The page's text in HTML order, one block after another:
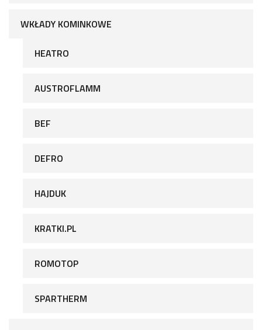
WKŁADY KOMINKOWE
HEATRO
AUSTROFLAMM
BEF
DEFRO
HAJDUK
KRATKI.PL
ROMOTOP
SPARTHERM